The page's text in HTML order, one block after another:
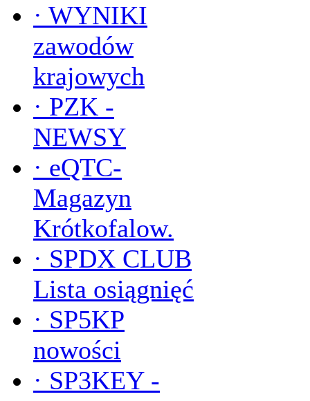
· WYNIKI
zawodów
krajowych
· PZK -
NEWSY
· eQTC-
Magazyn
Krótkofalow.
· SPDX CLUB
Lista osiągnięć
· SP5KP
nowości
· SP3KEY -